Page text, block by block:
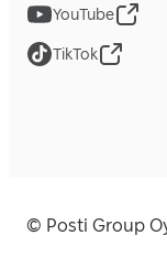
YouTube
TikTok
© Posti Group